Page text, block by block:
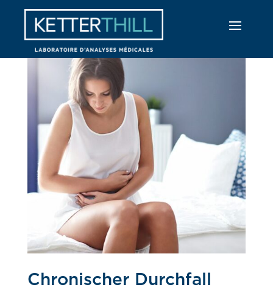
Chronischer Durchfall